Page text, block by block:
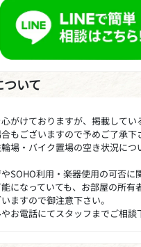
いて
がけておりますが、掲載してい
もございますので予めご了承下
場・バイク置場の空き状況につ
SOHO利用・楽器使用の可否に
になっていても、お部屋の所有
ますので御注意下さい。
お電話にてスタッフまでご相談